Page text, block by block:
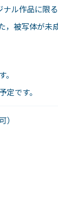
ル作品に限る
，被写体が未
です。